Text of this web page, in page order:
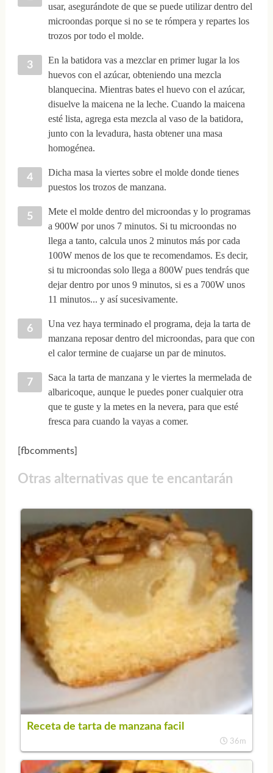
usar, asegurándote de que se puede utilizar dentro del
microondas porque si no se te rómpera y repartes los
trozos por todo el molde.
En la batidora vas a mezclar en primer lugar la los
huevos con el azúcar, obteniendo una mezcla
blanquecina. Mientras bates el huevo con el azúcar,
disuelve la maicena ne la leche. Cuando la maicena
esté lista, agrega esta mezcla al vaso de la batidora,
junto con la levadura, hasta obtener una masa
homogénea.
Dicha masa la viertes sobre el molde donde tienes
puestos los trozos de manzana.
Mete el molde dentro del microondas y lo programas
a 900W por unos 7 minutos. Si tu microondas no
llega a tanto, calcula unos 2 minutos más por cada
100W menos de los que te recomendamos. Es decir,
si tu microondas solo llega a 800W pues tendrás que
dejar dentro por unos 9 minutos, si es a 700W unos
11 minutos... y así sucesivamente.
Una vez haya terminado el programa, deja la tarta de
manzana reposar dentro del microondas, para que con
el calor termine de cuajarse un par de minutos.
Saca la tarta de manzana y le viertes la mermelada de
albaricoque, aunque le puedes poner cualquier otra
que te guste y la metes en la nevera, para que esté
fresca para cuando la vayas a comer.
[fbcomments]
Otras alternativas que te encantarán
Receta de tarta de manzana facil
36m